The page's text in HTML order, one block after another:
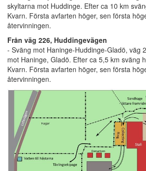
skyltarna mot Huddinge. Efter ca 10 km
Kvarn. Första avfarten höger, sen första
återvinningen.
Från väg 226, Huddingevägen
- Sväng mot Haninge-Huddinge-Gladö, väg
mot Haninge, Gladö. Efter ca 5,5 km sväng
Kvarn. Första avfarten höger, sen första
återvinningen.